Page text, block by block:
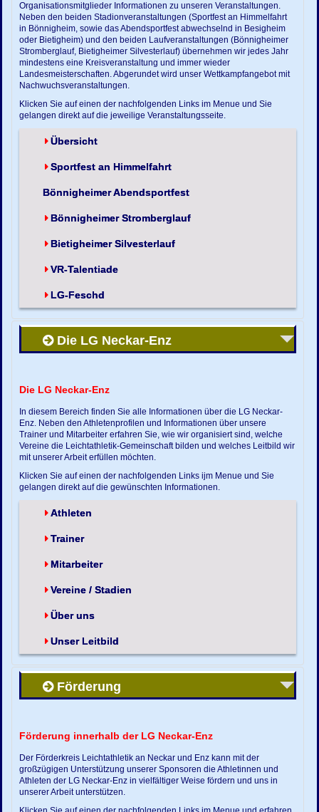
Organisationsmitglieder Informationen zu unseren Veranstaltungen.
Neben den beiden Stadionveranstaltungen (Sportfest an Himmelfahrt
in Bönnigheim, sowie das Abendsportfest abwechselnd in Besigheim
oder Bietigheim) und den beiden Laufveranstaltungen (Bönnigheimer
Stromberglauf, Bietigheimer Silvesterlauf) übernehmen wir jedes Jahr
mindestens eine Kreisveranstaltung und immer wieder
Landesmeisterschaften. Abgerundet wird unser Wettkampfangebot mit
Nachwuchsveranstaltungen.
Klicken Sie auf einen der nachfolgenden Links im Menue und Sie
gelangen direkt auf die jeweilige Veranstaltungsseite.
Übersicht
Sportfest an Himmelfahrt
Bönnigheimer Abendsportfest
Bönnigheimer Stromberglauf
Bietigheimer Silvesterlauf
VR-Talentiade
LG-Feschd
Die LG Neckar-Enz
Die LG Neckar-Enz
In diesem Bereich finden Sie alle Informationen über die LG Neckar-
Enz. Neben den Athletenprofilen und Informationen über unsere
Trainer und Mitarbeiter erfahren Sie, wie wir organisiert sind, welche
Vereine die Leichtathletik-Gemeinschaft bilden und welches Leitbild wir
mit unserer Arbeit erfüllen möchten.
Klicken Sie auf einen der nachfolgenden Links ijm Menue und Sie
gelangen direkt auf die gewünschten Informationen.
Athleten
Trainer
Mitarbeiter
Vereine / Stadien
Über uns
Unser Leitbild
Förderung
Förderung innerhalb der LG Neckar-Enz
Der Förderkreis Leichtathletik an Neckar und Enz kann mit der
großzügigen Unterstützung unserer Sponsoren die Athletinnen und
Athleten der LG Neckar-Enz in vielfältiger Weise fördern und uns in
unserer Arbeit unterstützen.